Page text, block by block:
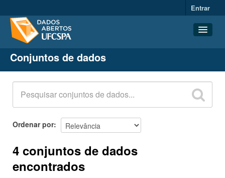
Entrar
Conjuntos de dados
Organizações
Grupos
Sobre
Conjuntos de dados
Ordenar por
4 conjuntos de dados
encontrados